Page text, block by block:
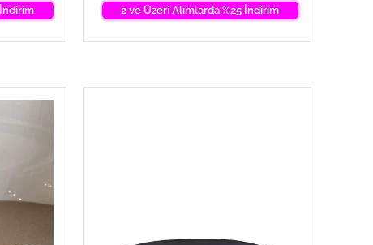
2 ve Üzeri Alımlarda %25 İndirim